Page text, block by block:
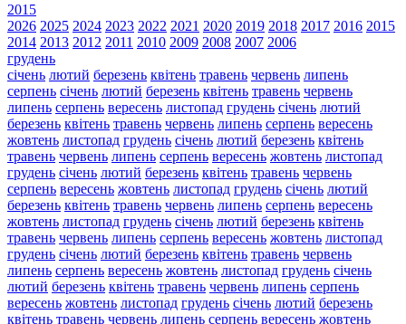
2015
2026 2025 2024 2023 2022 2021 2020 2019 2018 2017 2016 2015
2014 2013 2012 2011 2010 2009 2008 2007 2006
грудень
січень лютий березень квітень травень червень липень
серпень січень лютий березень квітень травень червень
липень серпень вересень листопад грудень січень лютий
березень квітень травень червень липень серпень вересень
жовтень листопад грудень січень лютий березень квітень
травень червень липень серпень вересень жовтень листопад
грудень січень лютий березень квітень травень червень
серпень вересень жовтень листопад грудень січень лютий
березень квітень травень червень липень серпень вересень
жовтень листопад грудень січень лютий березень квітень
травень червень липень серпень вересень жовтень листопад
грудень січень лютий березень квітень травень червень
липень серпень вересень жовтень листопад грудень січень
лютий березень квітень травень червень липень серпень
вересень жовтень листопад грудень січень лютий березень
квітень травень червень липень серпень вересень жовтень